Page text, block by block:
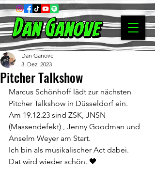
Pitcher Talkshow
Dan Ganove
3. Dez. 2023
Marcus Schönhoff lädt zur nächsten
Pitcher Talkshow in Düsseldorf ein.
Am 19.12.23 sind ZSK, JNSN
(Massendefekt) , Jenny Goodman und
Anselm Weyer am Start.
Ich bin als musikalischer Act dabei.
Dat wird wieder schön. 🖤